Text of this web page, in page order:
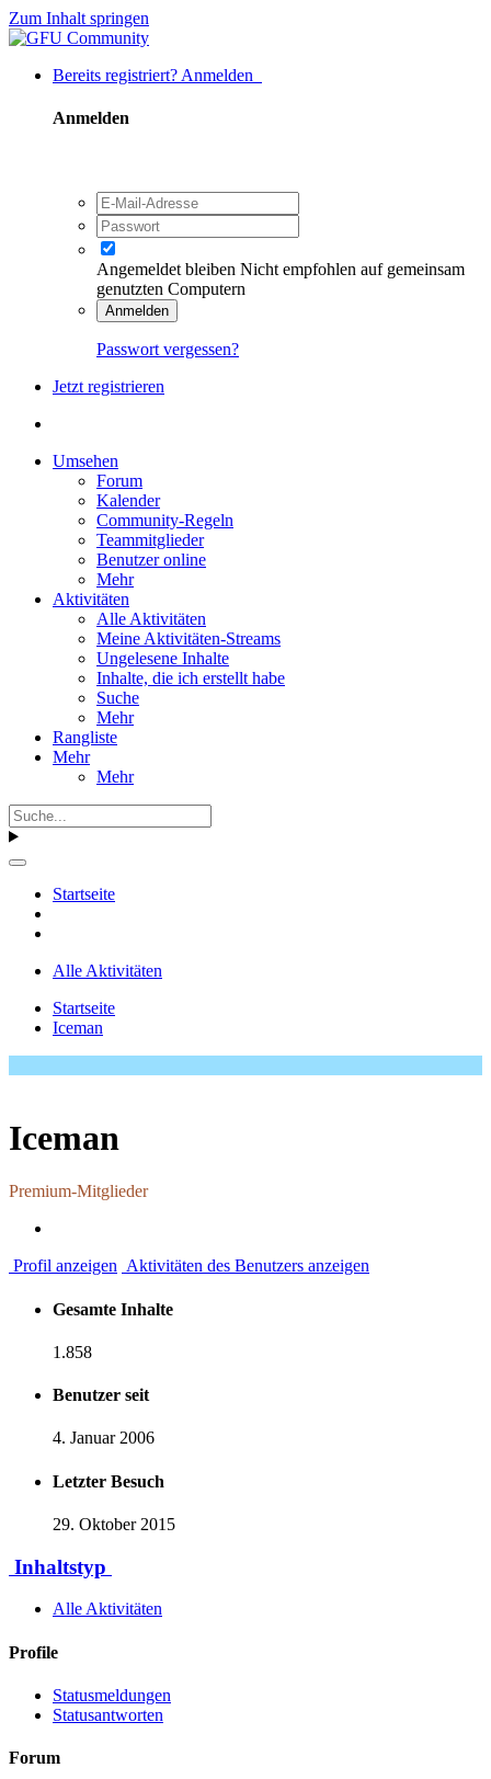
Zum Inhalt springen
Bereits registriert? Anmelden
Anmelden
Angemeldet bleiben Nicht empfohlen auf gemeinsam
genutzten Computern
Anmelden
Passwort vergessen?
Jetzt registrieren
Umsehen
Forum
Kalender
Community-Regeln
Teammitglieder
Benutzer online
Mehr
Aktivitäten
Alle Aktivitäten
Meine Aktivitäten-Streams
Ungelesene Inhalte
Inhalte, die ich erstellt habe
Suche
Mehr
Rangliste
Mehr
Mehr
Startseite
Alle Aktivitäten
Startseite
Iceman
Iceman
Premium-Mitglieder
Profil anzeigen Aktivitäten des Benutzers anzeigen
Gesamte Inhalte
1.858
Benutzer seit
4. Januar 2006
Letzter Besuch
29. Oktober 2015
Inhaltstyp
Alle Aktivitäten
Profile
Statusmeldungen
Statusantworten
Forum